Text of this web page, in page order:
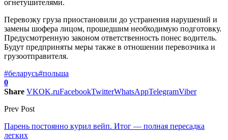
огнетушителями.
Перевозку груза приостановили до устранения нарушений и
замены шофера лицом, прошедшим необходимую подготовку.
Предусмотренную законом ответственность понес водитель.
Будут предприняты меры также в отношении перевозчика и
грузоотправителя.
#беларусь#польша
0
Share VKOK.ruFacebookTwitterWhatsAppTelegramViber
Prev Post
Парень постоянно курил вейп. Итог — полная пересадка
легких